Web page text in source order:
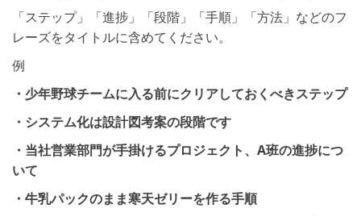
「ステップ」「進捗」「段階」「手順」「方法」などのフ
レーズをタイトルに含めてください。
例
・少年野球チームに入る前にクリアしておくべきステップ
・システム化は設計図考案の段階です
・当社営業部門が手掛けるプロジェクト、A班の進捗につ
いて
・牛乳パックのまま寒天ゼリーを作る手順